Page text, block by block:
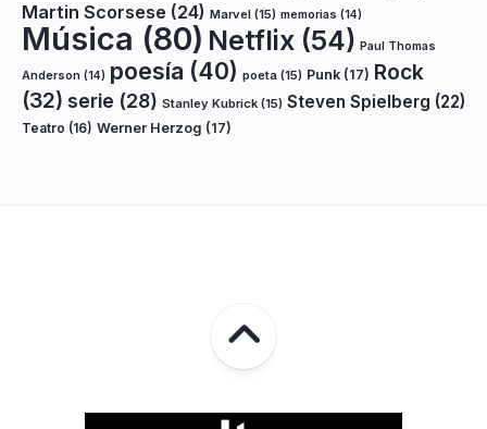
Martin Scorsese (24) Marvel (15) memorias (14)
Música (80) Netflix (54) Paul Thomas
Anderson (14) poesía (40) poeta (15) Punk (17) Rock
(32) serie (28) Stanley Kubrick (15) Steven Spielberg (22)
Teatro (16) Werner Herzog (17)